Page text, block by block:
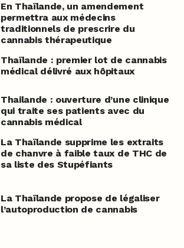
En Thaïlande, un amendement
permettra aux médecins
traditionnels de prescrire du
cannabis thérapeutique
Thaïlande : premier lot de cannabis
médical délivré aux hôpitaux
Thailande : ouverture d’une clinique
qui traite ses patients avec du
cannabis médical
La Thaïlande supprime les extraits
de chanvre à faible taux de THC de
sa liste des Stupéfiants
La Thaïlande propose de légaliser
l’autoproduction de cannabis